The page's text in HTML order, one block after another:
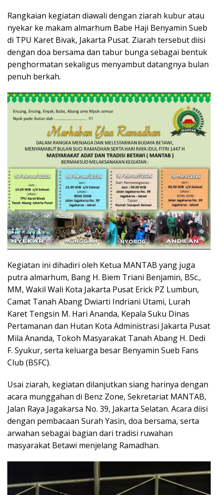
Rangkaian kegiatan diawali dengan ziarah kubur atau
nyekar ke makam almarhum Babe Haji Benyamin Sueb
di TPU Karet Bivak, Jakarta Pusat. Ziarah tersebut diisi
dengan doa bersama dan tabur bunga sebagai bentuk
penghormatan sekaligus menyambut datangnya bulan
penuh berkah.
Kegiatan ini dihadiri oleh Ketua MANTAB yang juga
putra almarhum, Bang H. Biem Triani Benjamin, BSc.,
MM, Wakil Wali Kota Jakarta Pusat Erick PZ Lumbun,
Camat Tanah Abang Dwiarti Indriani Utami, Lurah
Karet Tengsin M. Hari Ananda, Kepala Suku Dinas
Pertamanan dan Hutan Kota Administrasi Jakarta Pusat
Mila Ananda, Tokoh Masyarakat Tanah Abang H. Dedi
F. Syukur, serta keluarga besar Benyamin Sueb Fans
Club (BSFC).
Usai ziarah, kegiatan dilanjutkan siang harinya dengan
acara munggahan di Benz Zone, Sekretariat MANTAB,
Jalan Raya Jagakarsa No. 39, Jakarta Selatan. Acara diisi
dengan pembacaan Surah Yasin, doa bersama, serta
arwahan sebagai bagian dari tradisi ruwahan
masyarakat Betawi menjelang Ramadhan.